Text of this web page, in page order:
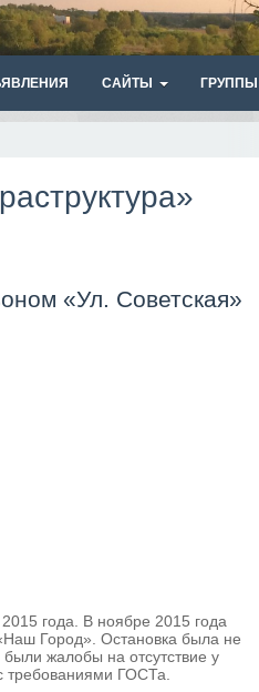
САЙТЫ ГРУППЫ
«Ул. Советская»
года. В ноябре 2015 года
Город». Остановка была не
жалобы на отсутствие у
требованиями ГОСТа.